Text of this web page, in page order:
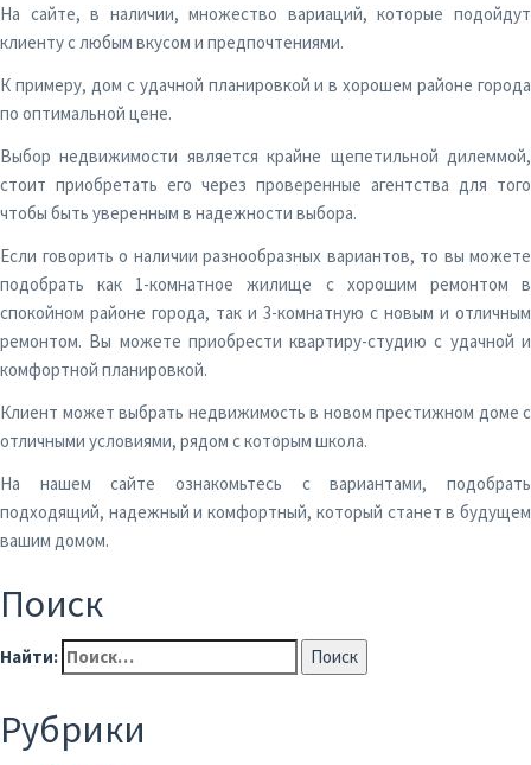
На сайте, в наличии, множество вариаций, которые подойдут
клиенту с любым вкусом и предпочтениями.
К примеру, дом с удачной планировкой и в хорошем районе города
по оптимальной цене.
Выбор недвижимости является крайне щепетильной дилеммой,
стоит приобретать его через проверенные агентства для того
чтобы быть уверенным в надежности выбора.
Если говорить о наличии разнообразных вариантов, то вы можете
подобрать как 1-комнатное жилище с хорошим ремонтом в
спокойном районе города, так и 3-комнатную с новым и отличным
ремонтом. Вы можете приобрести квартиру-студию с удачной и
комфортной планировкой.
Клиент может выбрать недвижимость в новом престижном доме с
отличными условиями, рядом с которым школа.
На нашем сайте ознакомьтесь с вариантами, подобрать
подходящий, надежный и комфортный, который станет в будущем
вашим домом.
Поиск
Найти:
Рубрики